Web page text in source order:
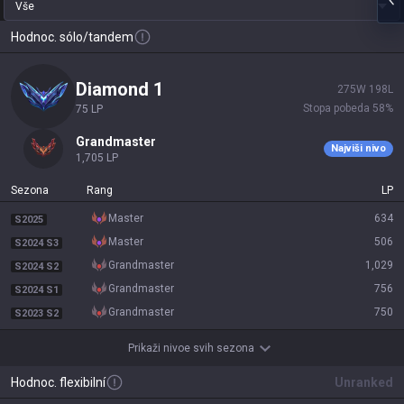
Vše
Hodnoc. sólo/tandem
diamond 1
75 LP
275W 198 L
Stopa pobeda 58%
grandmaster
1,705 LP
Najviši nivo
Sezona Rang LP
S2025 master 634
S2024 S3 master 506
S2024 S2 grandmaster 1,029
S2024 S1 grandmaster 756
S2023 S2 grandmaster 750
Prikaži nivoe svih sezona
Hodnoc. flexibilní Unranked